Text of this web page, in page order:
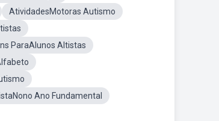
AtividadesMotoras Autismo
ParaAlunos Altistas
Ano Fundamental